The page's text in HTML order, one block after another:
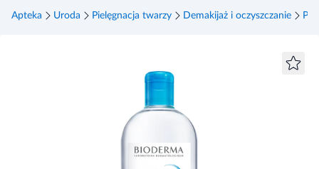
Apteka Uroda Pielęgnacja twarzy Demakijaż i oczyszczanie